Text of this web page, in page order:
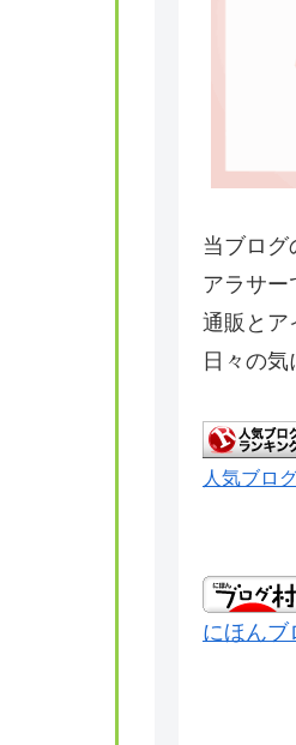
当ブログ
アラサー
通販と
日々の気
人気ブロ
にほんブ